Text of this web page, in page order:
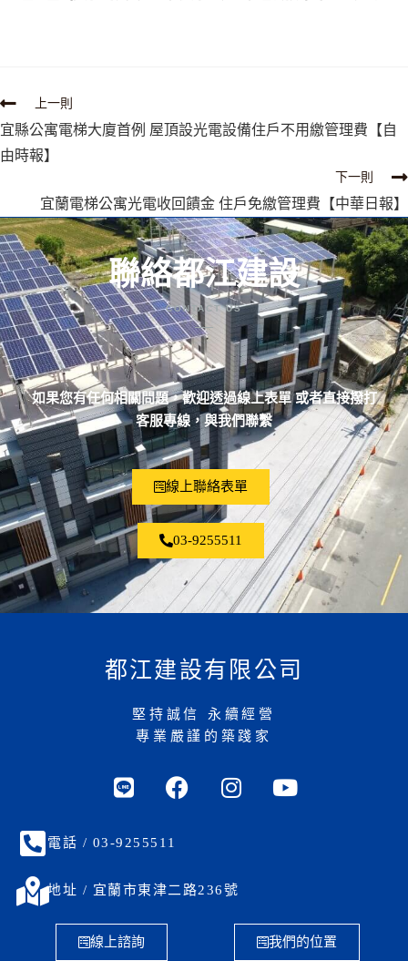
上一則
宜縣公寓電梯大廈首例 屋頂設光電設備住戶不用繳管理費【自
由時報】
下一則
宜蘭電梯公寓光電收回饋金 住戶免繳管理費【中華日報】
聯絡都江建設
CONTACT US
如果您有任何相關問題，歡迎透過線上表單 或者直接撥打
客服專線，與我們聯繫
線上聯絡表單
03-9255511
都江建設有限公司
堅持誠信 永續經營
專業嚴謹的築踐家
電話 / 03-9255511
地址 / 宜蘭市東津二路236號
線上諮詢 我們的位置